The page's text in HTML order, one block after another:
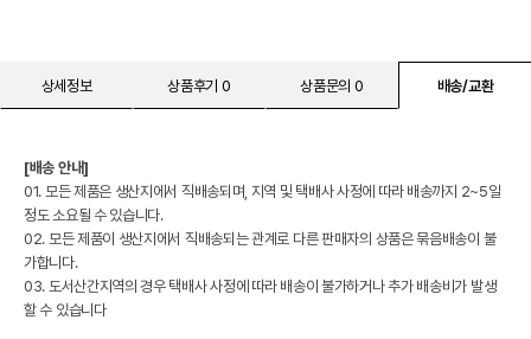
상세정보 상품후기 0 상품문의 0 배송/교환
[배송 안내]
01. 모든 제품은 생산지에서 직배송되며, 지역 및 택배사 사정에 따라 배송까지 2~5일
정도 소요될 수 있습니다.
02. 모든 제품이 생산지에서 직배송되는 관계로 다른 판매자의 상품은 묶음배송이 불
가합니다.
03. 도서산간지역의 경우 택배사 사정에 따라 배송이 불가하거나 추가 배송비가 발생
할 수 있습니다